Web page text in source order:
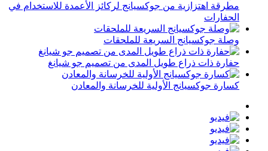
مطرقة اهتزازية من جوكسيانج لركائز الأعمدة للاستخدام في
الحفارات
وصلة جوكسيانج السريعة للملحقات
حفارة ذات ذراع طويل المدى من تصميم جو شيانغ
كسارة جوكسيانج الأولية للخرسانة والمعادن